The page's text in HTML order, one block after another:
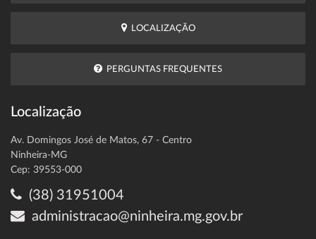
LOCALIZAÇÃO
PERGUNTAS FREQUENTES
Localização
Av. Domingos José de Matos, 67 - Centro
Ninheira-MG
Cep: 39553-000
(38) 31951004
administracao@ninheira.mg.gov.br